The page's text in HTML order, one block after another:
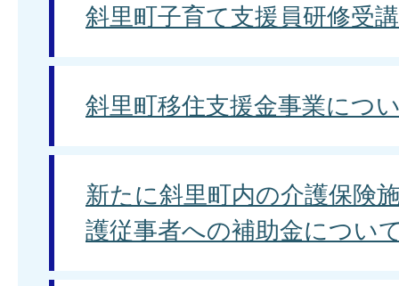
斜里町子育て支援員研修受
斜里町移住支援金事業につ
新たに斜里町内の介護保険
護従事者への補助金につい